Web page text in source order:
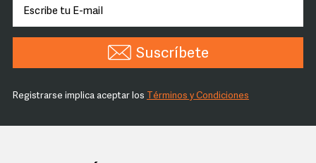
Suscríbete
Registrarse implica aceptar los Términos y Condiciones